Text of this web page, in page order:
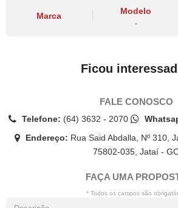
Marca
Modelo
-
Ficou
FALE CONOSCO
Telefone: (64) 3632 - 2070
Endereço: Rua Said Abdalla, Nº 310,
75802-035, Jataí -
FAÇA UMA
* Todos os campos são